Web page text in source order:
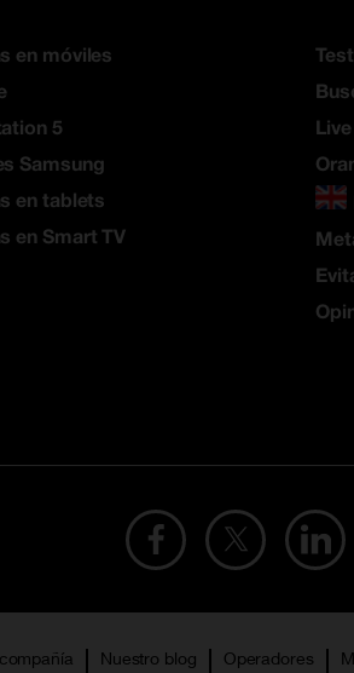
en móviles
5
Samsung
en tablets
en Smart TV
Nuestro blog Operadores